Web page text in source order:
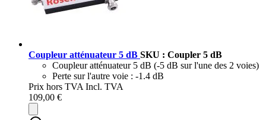
Coupleur atténuateur 5 dB SKU : Coupler 5 dB
Coupleur atténuateur 5 dB (-5 dB sur l'une des 2 voies)
Perte sur l'autre voie : -1.4 dB
Prix hors TVA Incl. TVA
109,00 €